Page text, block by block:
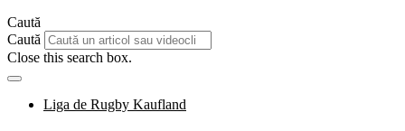
Caută
Caută
Close this search box.
Liga de Rugby Kaufland